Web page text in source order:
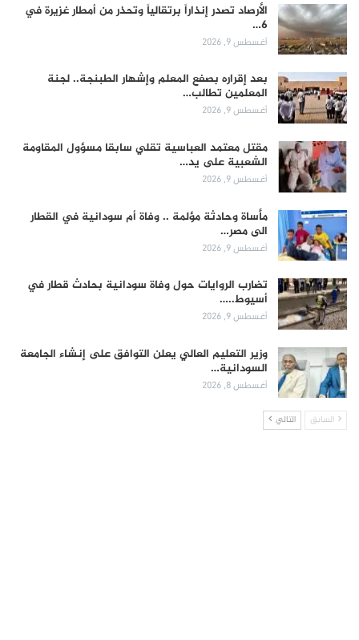
الأرصاد تصدر إنذاراً برتقالياً وتحذر من أمطار غزيرة في
6…
أغسطس 9, 2026
بعد إقراره بصفع المعلم وإشهار الطبنجة.. لجنة
المعلمين تطالب…
أغسطس 9, 2026
مقتل معتمد العباسية تقلي سابقا مسؤول المقاومة
الشعبية على يد…
أغسطس 9, 2026
مأساة وحادثة مؤلمة .. وفاة أم سودانية في القطار
الى مصر…
أغسطس 9, 2026
تضارب الروايات حول وفاة سودانية بحادث قطار في
أسيوط..…
أغسطس 9, 2026
وزير التعليم العالي يعلن التوافق على إنشاء الجامعة
السودانية…
أغسطس 8, 2026
السابق التالي